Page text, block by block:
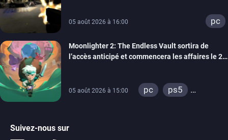
05 août 2026 à 16:00 pc
Moonlighter 2: The Endless Vault sortira de
l’accès anticipé et commencera les affaires le 2
05 août 2026 à 15:00 pc
ps5
Suivez-nous sur